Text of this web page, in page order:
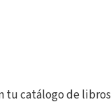
tu catálogo de